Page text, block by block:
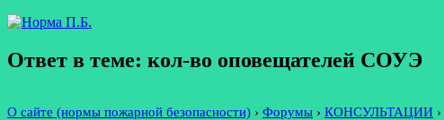
Ответ в теме: кол-во оповещателей СОУЭ
О сайте (нормы пожарной безопасности) › Форумы › КОНСУЛЬТАЦИИ ›